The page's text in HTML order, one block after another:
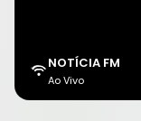
NOTÍCIA FM
Ao Vivo